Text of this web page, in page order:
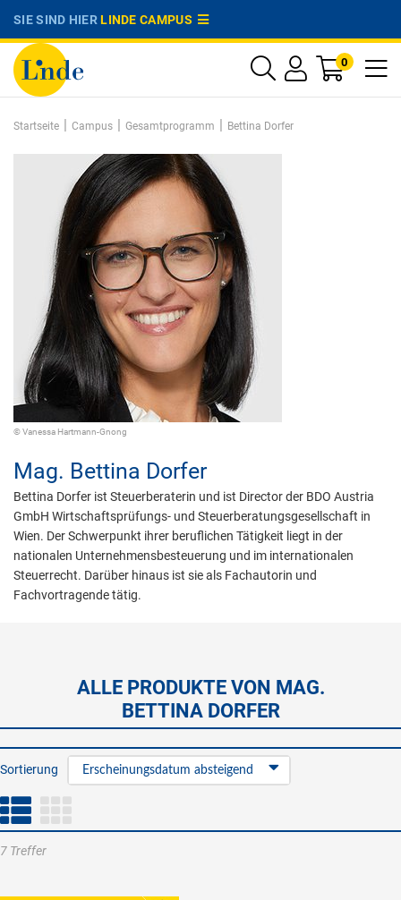
SIE SIND HIERLINDE CAMPUS
0
Startseite | Campus | Gesamtprogramm | Bettina Dorfer
© Vanessa Hartmann-Gnong
Mag. Bettina Dorfer
Bettina Dorfer ist Steuerberaterin und ist Director der BDO Austria
GmbH Wirtschaftsprüfungs- und Steuerberatungsgesellschaft in
Wien. Der Schwerpunkt ihrer beruflichen Tätigkeit liegt in der
nationalen Unternehmensbesteuerung und im internationalen
Steuerrecht. Darüber hinaus ist sie als Fachautorin und
Fachvortragende tätig.
ALLE PRODUKTE VON MAG.
BETTINA DORFER
Sortierung Erscheinungsdatum absteigend
7 Treffer